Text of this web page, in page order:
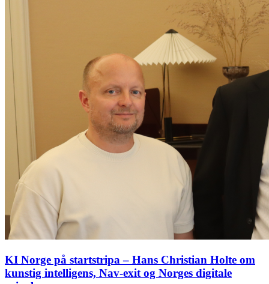
KI Norge på startstripa – Hans Christian Holte om
kunstig intelligens, Nav-exit og Norges digitale